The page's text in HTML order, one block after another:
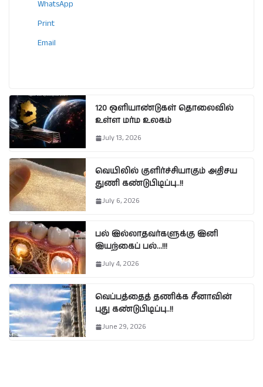
WhatsApp
Print
Email
120 ஒளியாண்டுகள் தொலைவில்
உள்ள மர்ம உலகம்
July 13, 2026
வெயிலில் குளிர்ச்சியாகும் அதிசய
துணி கண்டுபிடிப்பு..!!
July 6, 2026
பல் இல்லாதவர்களுக்கு இனி
இயற்கைப் பல்…!!!
July 4, 2026
வெப்பத்தைத் தணிக்க சீனாவின்
புது கண்டுபிடிப்பு..!!
June 29, 2026